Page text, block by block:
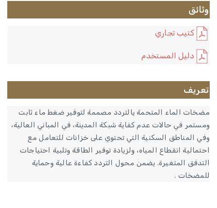
وثائق
كتيب تجاري
دليل المستخدم
تعريف
مضخات الماء المتحمة يالتردد مصممة لتوفير ضغط ماء ثابت
ومستمر في حالات عدم كفاية شبكة المدينة، في المباني العالية،
وفي المناطق السكنية التي تحتوي على خزانات للتعامل مع
احتمالية انقطاع المياه، ولزيادة توفير الطاقة وتلبية احتياجات
التدفق المتغيرة. يضمن محول التردد كفاءة عالية وحماية
للمضخات .